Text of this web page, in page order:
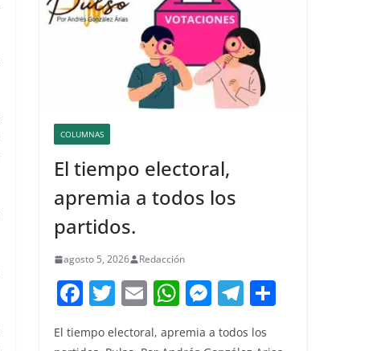
COLUMNAS
El tiempo electoral,
apremia a todos los
partidos.
agosto 5, 2026 Redacción
F T
w
E
m
W M T
el
El tiempo electoral, apremia a todos los